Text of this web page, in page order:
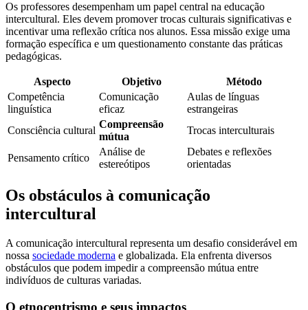
Os professores desempenham um papel central na educação
intercultural. Eles devem promover trocas culturais significativas e
incentivar uma reflexão crítica nos alunos. Essa missão exige uma
formação específica e um questionamento constante das práticas
pedagógicas.
Aspecto Objetivo
Método
Competência
linguística
Comunicação
eficaz
Aulas de línguas
estrangeiras
Consciência cultural
Compreensão
mútua
Trocas interculturais
Pensamento crítico
Análise de
estereótipos
Debates e reflexões
orientadas
Os obstáculos à comunicação
intercultural
A comunicação intercultural representa um desafio considerável em
nossa sociedade moderna e globalizada. Ela enfrenta diversos
obstáculos que podem impedir a compreensão mútua entre
indivíduos de culturas variadas.
O etnocentrismo e seus impactos